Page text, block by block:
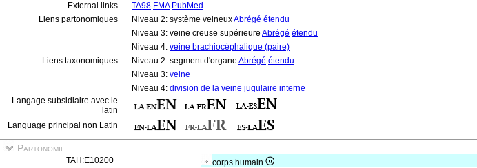
External links
TA98 FMA PubMed
Liens partonomiques
Niveau 2: système veineuxAbrégé étendu
Niveau 3: veine creuse supérieure Abrégé étendu
Niveau 4: veine brachiocéphalique (paire)
Liens taxonomiques
Niveau 2: segment d'organe Abrégé étendu
Niveau 3: veine
Niveau 4: division de la veine jugulaire interne
Langage subsidiaire avec le
latin
Language principal non Latin
Partonomie
TAH:E10200
corps humain